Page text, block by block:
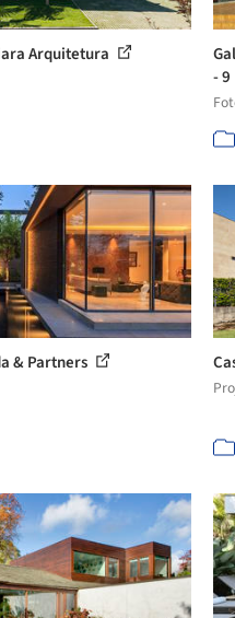
Arquitetura
- 9
& Partners